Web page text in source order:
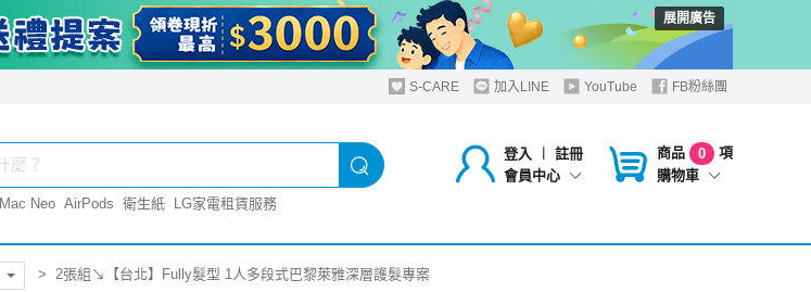
展開廣告
S-CARE 加入LINE YouTube FB粉絲團
登入 ︱
註冊
會員中心
商品 0
項
購物車
Mac Neo AirPods 衛生紙 LG家電租賃服務
2張組↘【台北】Fully髮型 1人多段式巴黎萊雅深層護髮專案